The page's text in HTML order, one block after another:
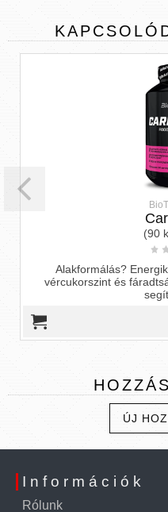
(90
Alakformálás?
vércukorszint és
ÚJ
Információk
Rólunk